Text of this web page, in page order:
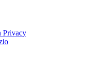
Privacy